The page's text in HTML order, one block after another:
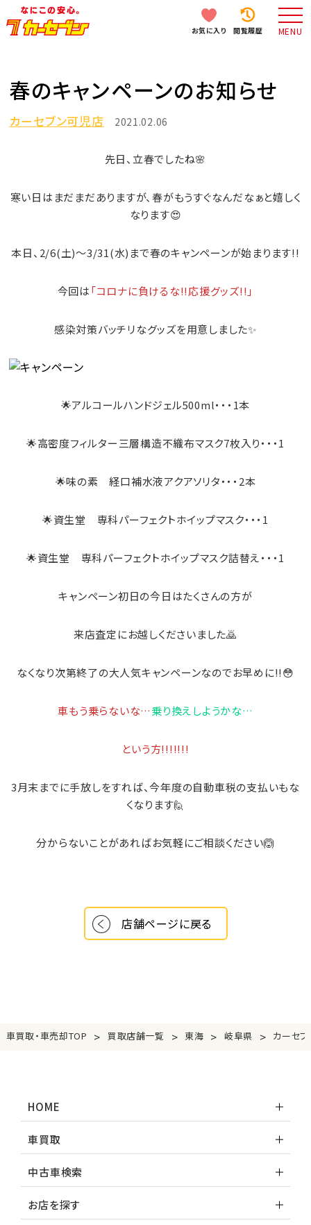
お気に入り 閲覧履歴 MENU
春のキャンペーンのお知らせ
カーセブン可児店 2021.02.06
先日、立春でしたね🌸
寒い日はまだまだありますが、春がもうすぐなんだなぁと嬉しく
なります😍
本日、 2/6(土)～3/31(水) まで春のキャンペーンが始まります!!
今回は 「コロナに負けるな!!応援グッズ!!」
感染対策バッチリなグッズを用意しました✨
🌟アルコールハンドジェル500ml・・・1本
🌟高密度フィルター三層構造不織布マスク7枚入り・・・1
🌟味の素 経口補水液アクアソリタ・・・2本
🌟資生堂 専科パーフェクトホイップマスク・・・1
🌟資生堂 専科パーフェクトホイップマスク詰替え・・・1
キャンペーン初日の今日はたくさんの方が
来店査定にお越しくださいました🙇
なくなり次第終了の大人気キャンペーンなのでお早めに!!😳
車もう乗らないな…乗り換えしようかな…
という方!!!!!!!
3月末までに手放しをすれば、今年度の自動車税の支払いもな
くなります🙋
分からないことがあればお気軽にご相談ください🙆
店舗ページに戻る
車買取・車売却TOP > 買取店舗一覧 > 東海 > 岐阜県 > カーセ
HOME
車買取
中古車検索
お店を探す